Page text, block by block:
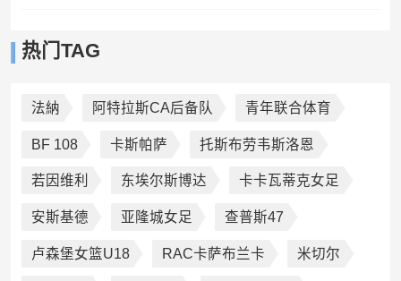
热门TAG
法納 阿特拉斯CA后备队 青年联合体育
BF 108 卡斯帕萨 托斯布劳韦斯洛恩
若因维利 东埃尔斯博达 卡卡瓦蒂克女足
安斯基德 亚隆城女足 查普斯47
卢森堡女篮U18 RAC卡萨布兰卡 米切尔